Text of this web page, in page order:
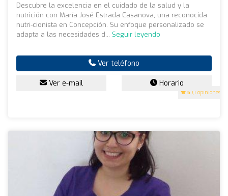
5 (1 opiniones)
Descubre la excelencia en el cuidado de la salud y la
nutrición con María José Estrada Casanova, una reconocida
nutri-cionista en Concepción. Su enfoque personalizado se
adapta a las necesidades d... Seguir leyendo
Ver teléfono
Ver e-mail Horario